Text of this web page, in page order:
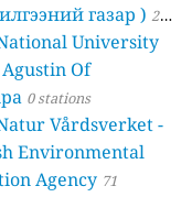
газар ) 21
University
Agustin Of
0 stations
Vårdsverket -
Environmental
Agency 71